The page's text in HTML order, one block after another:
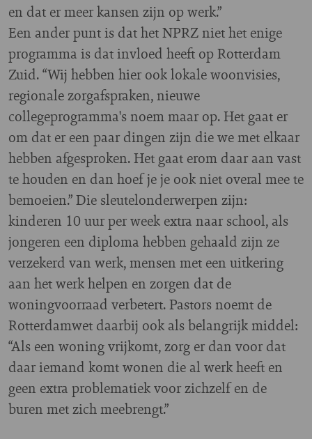
en dat er meer kansen zijn op werk.”
Een ander punt is dat het NPRZ niet het enige
programma is dat invloed heeft op Rotterdam
Zuid. “Wij hebben hier ook lokale woonvisies,
regionale zorgafspraken, nieuwe
collegeprogramma's noem maar op. Het gaat er
om dat er een paar dingen zijn die we met elkaar
hebben afgesproken. Het gaat erom daar aan vast
te houden en dan hoef je je ook niet overal mee te
bemoeien.” Die sleutelonderwerpen zijn:
kinderen 10 uur per week extra naar school, als
jongeren een diploma hebben gehaald zijn ze
verzekerd van werk, mensen met een uitkering
aan het werk helpen en zorgen dat de
woningvoorraad verbetert. Pastors noemt de
Rotterdamwet daarbij ook als belangrijk middel:
“Als een woning vrijkomt, zorg er dan voor dat
daar iemand komt wonen die al werk heeft en
geen extra problematiek voor zichzelf en de
buren met zich meebrengt.”